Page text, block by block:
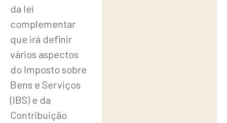
sobre
Sociedades
Cooperativas
e Planos de
Saúde
da lei
complementar
que irá definir
vários aspectos
do Imposto sobre
Bens e Serviços
(IBS) e da
Contribuição